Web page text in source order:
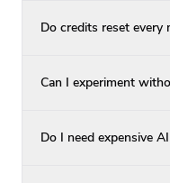
Do credits reset every
Can I experiment
Do I need expensive